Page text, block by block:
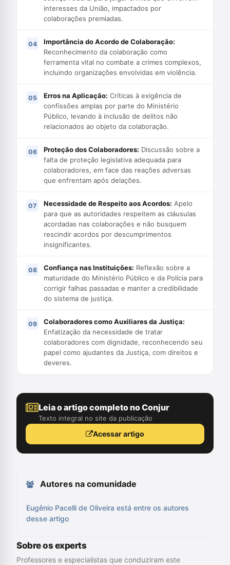
interesses da União, impactados por
colaborações premiadas.
Importância do Acordo de Colaboração:
Reconhecimento da colaboração como
ferramenta vital no combate a crimes complexos,
incluindo organizações envolvidas em violência.
Erros na Aplicação: Críticas à exigência de
confissões amplas por parte do Ministério
Público, levando à inclusão de delitos não
relacionados ao objeto da colaboração.
Proteção dos Colaboradores: Discussão sobre a
falta de proteção legislativa adequada para
colaboradores, em face das reações adversas
que enfrentam após delações.
Necessidade de Respeito aos Acordos: Apelo
para que as autoridades respeitem as cláusulas
acordadas nas colaborações e não busquem
rescindir acordos por descumprimentos
insignificantes.
Confiança nas Instituições: Reflexão sobre a
maturidade do Ministério Público e da Polícia para
corrigir falhas passadas e manter a credibilidade
do sistema de justiça.
Colaboradores como Auxiliares da Justiça:
Enfatização da necessidade de tratar
colaboradores com dignidade, reconhecendo seu
papel como ajudantes da Justiça, com direitos e
deveres.
Leia o artigo completo no Conjur
Texto integral no site da publicação
Acessar artigo
Autores na comunidade
Eugênio Pacelli de Oliveira está entre os autores
desse artigo
Sobre os experts
Professores e especialistas que conduziram este